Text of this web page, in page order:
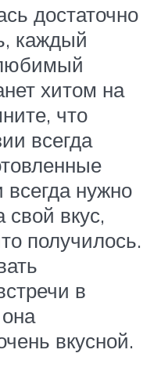
достаточно
каждый
хитом на
что
всегда
нужно
свой вкус,
получилось.
в
вкусной.